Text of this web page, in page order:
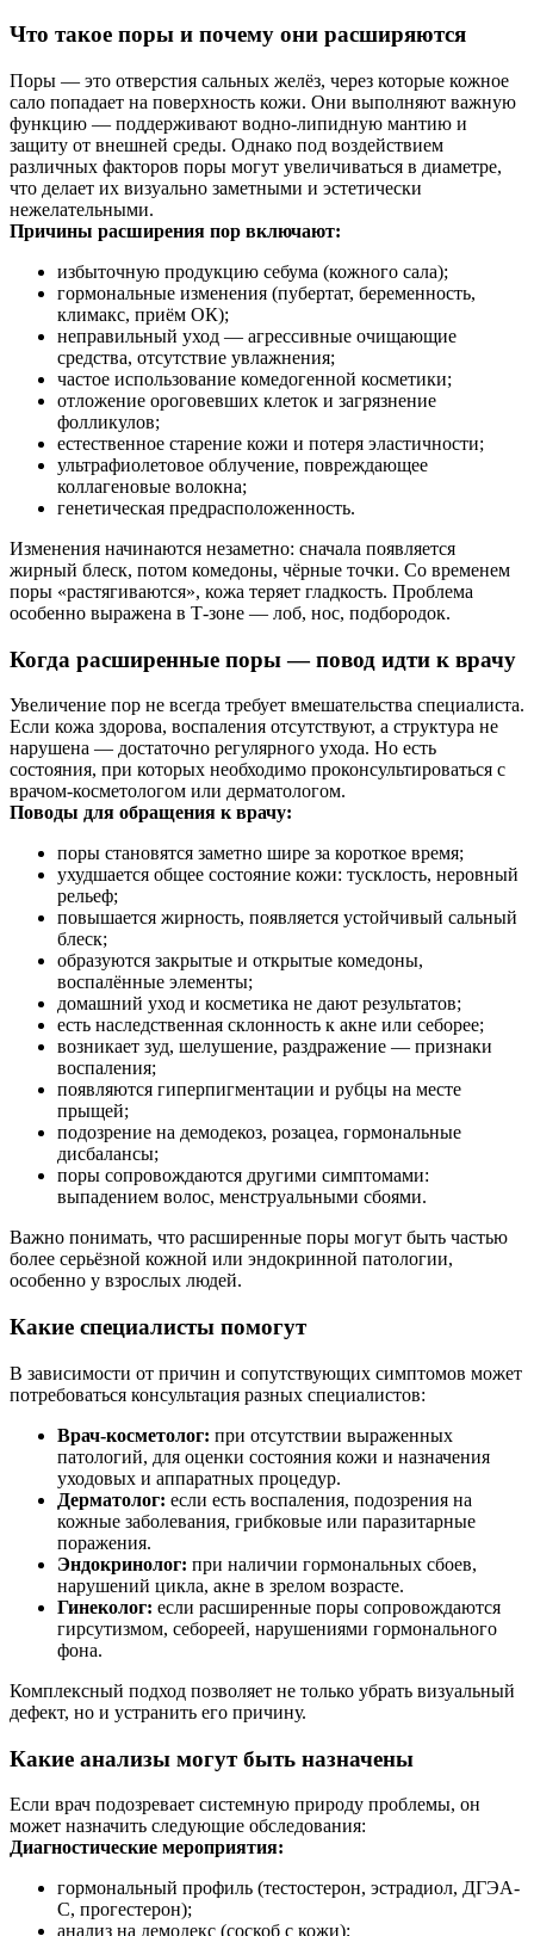
Что такое поры и почему они расширяются
Поры — это отверстия сальных желёз, через которые кожное
сало попадает на поверхность кожи. Они выполняют важную
функцию — поддерживают водно-липидную мантию и
защиту от внешней среды. Однако под воздействием
различных факторов поры могут увеличиваться в диаметре,
что делает их визуально заметными и эстетически
нежелательными.
Причины расширения пор включают:
избыточную продукцию себума (кожного сала);
гормональные изменения (пубертат, беременность,
климакс, приём ОК);
неправильный уход — агрессивные очищающие
средства, отсутствие увлажнения;
частое использование комедогенной косметики;
отложение ороговевших клеток и загрязнение
фолликулов;
естественное старение кожи и потеря эластичности;
ультрафиолетовое облучение, повреждающее
коллагеновые волокна;
генетическая предрасположенность.
Изменения начинаются незаметно: сначала появляется
жирный блеск, потом комедоны, чёрные точки. Со временем
поры «растягиваются», кожа теряет гладкость. Проблема
особенно выражена в Т-зоне — лоб, нос, подбородок.
Когда расширенные поры — повод идти к врачу
Увеличение пор не всегда требует вмешательства специалиста.
Если кожа здорова, воспаления отсутствуют, а структура не
нарушена — достаточно регулярного ухода. Но есть
состояния, при которых необходимо проконсультироваться с
врачом-косметологом или дерматологом.
Поводы для обращения к врачу:
поры становятся заметно шире за короткое время;
ухудшается общее состояние кожи: тусклость, неровный
рельеф;
повышается жирность, появляется устойчивый сальный
блеск;
образуются закрытые и открытые комедоны,
воспалённые элементы;
домашний уход и косметика не дают результатов;
есть наследственная склонность к акне или себорее;
возникает зуд, шелушение, раздражение — признаки
воспаления;
появляются гиперпигментации и рубцы на месте
прыщей;
подозрение на демодекоз, розацеа, гормональные
дисбалансы;
поры сопровождаются другими симптомами:
выпадением волос, менструальными сбоями.
Важно понимать, что расширенные поры могут быть частью
более серьёзной кожной или эндокринной патологии,
особенно у взрослых людей.
Какие специалисты помогут
В зависимости от причин и сопутствующих симптомов может
потребоваться консультация разных специалистов:
Врач-косметолог: при отсутствии выраженных
патологий, для оценки состояния кожи и назначения
уходовых и аппаратных процедур.
Дерматолог: если есть воспаления, подозрения на
кожные заболевания, грибковые или паразитарные
поражения.
Эндокринолог: при наличии гормональных сбоев,
нарушений цикла, акне в зрелом возрасте.
Гинеколог: если расширенные поры сопровождаются
гирсутизмом, себореей, нарушениями гормонального
фона.
Комплексный подход позволяет не только убрать визуальный
дефект, но и устранить его причину.
Какие анализы могут быть назначены
Если врач подозревает системную природу проблемы, он
может назначить следующие обследования:
Диагностические мероприятия:
гормональный профиль (тестостерон, эстрадиол, ДГЭА-
С, прогестерон);
анализ на демодекс (соскоб с кожи);